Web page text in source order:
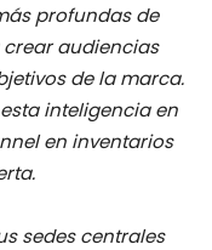
profundas de
audiencias
de la marca.
inteligencia en
en inventarios
sedes centrales